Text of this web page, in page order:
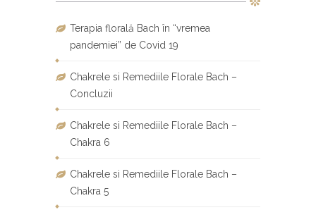
Terapia florală Bach în “vremea
pandemiei” de Covid 19
Chakrele si Remediile Florale Bach –
Concluzii
Chakrele si Remediile Florale Bach –
Chakra 6
Chakrele si Remediile Florale Bach –
Chakra 5